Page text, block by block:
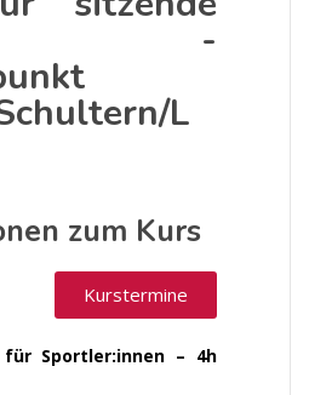
-
L
zum Kurs
Kurstermine
Sportler:innen – 4h